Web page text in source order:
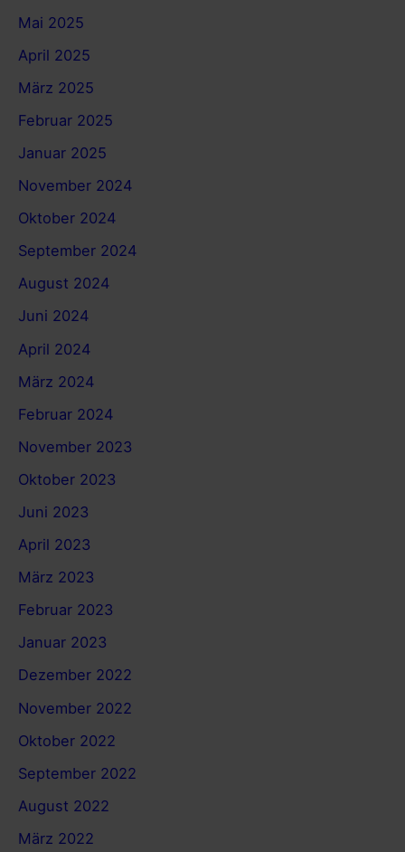
Mai 2025
April 2025
März 2025
Februar 2025
Januar 2025
November 2024
Oktober 2024
September 2024
August 2024
Juni 2024
April 2024
März 2024
Februar 2024
November 2023
Oktober 2023
Juni 2023
April 2023
März 2023
Februar 2023
Januar 2023
Dezember 2022
November 2022
Oktober 2022
September 2022
August 2022
März 2022